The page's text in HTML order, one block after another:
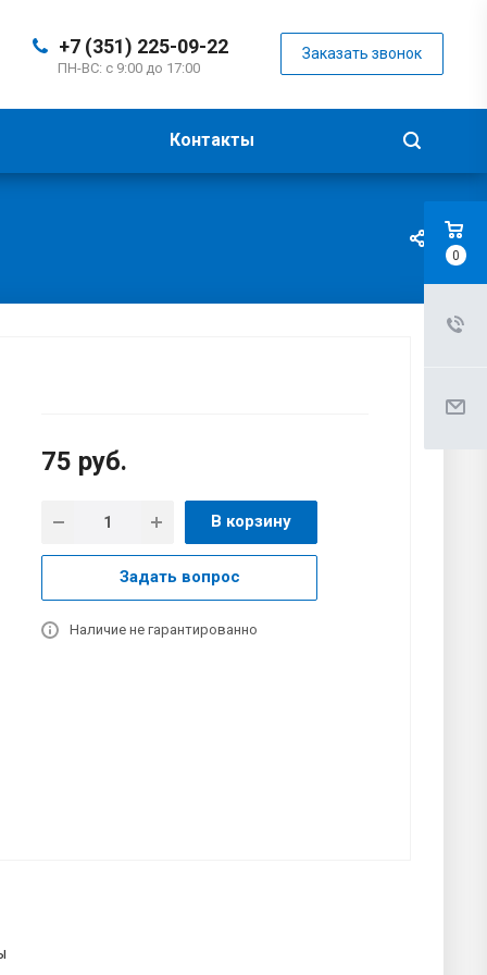
+7 (351) 225-09-22
ПН-ВС: с 9:00 до 17:00
Заказать звонок
Контакты
75 руб.
В корзину
Задать вопрос
Наличие не гарантированно
0